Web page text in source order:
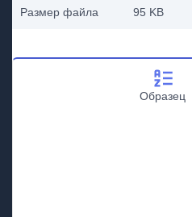
Размер файла 95 KB
Образец